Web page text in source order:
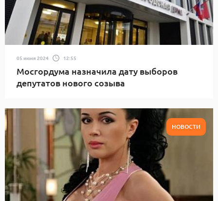
05 июня 2024 12:55
Мосгордума назначила дату выборов
депутатов нового созыва
НОВОСТИ